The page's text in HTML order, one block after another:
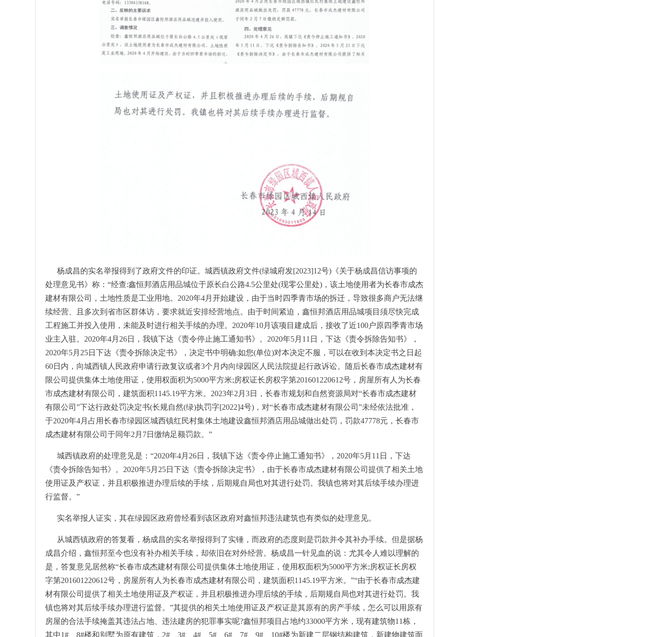
杨成昌的实名举报得到了政府文件的印证。城西镇政府文件(绿城府发[2023]12号)《关于杨成昌信访事项的
处理意见书》称：“经查:鑫恒邦酒店用品城位于原长白公路4.5公里处(现零公里处)，该土地使用者为长春市成杰
建材有限公司，土地性质是工业用地。2020年4月开始建设，由于当时四季青市场的拆迁，导致很多商户无法继
续经营、且多次到省市区群体访，要求就近安排经营地点。由于时间紧迫，鑫恒邦酒店用品城项目须尽快完成
工程施工并投入使用，未能及时进行相关手续的办理。2020年10月该项目建成后，接收了近100户原四季青市场
业主入驻。2020年4月26日，我镇下达《责令停止施工通知书》。2020年5月11日，下达《责令拆除告知书》，
2020年5月25日下达《责令拆除决定书》，决定书中明确:如您(单位)对本决定不服，可以在收到本决定书之日起
60日内，向城西镇人民政府申请行政复议或者3个月内向绿园区人民法院提起行政诉讼。随后长春市成杰建材有
限公司提供集体土地使用证，使用权面积为5000平方米;房权证长房权字第201601220612号，房屋所有人为长春
市成杰建材有限公司，建筑面积1145.19平方米。2023年2月3日，长春市规划和自然资源局对“长春市成杰建材
有限公司”下达行政处罚决定书(长规自然(绿)执罚字[2022]4号)，对“长春市成杰建材有限公司”未经依法批准，
于2020年4月占用长春市绿园区城西镇红民村集体土地建设鑫恒邦酒店用品城做出处罚，罚款47778元，长春市
成杰建材有限公司于同年2月7日缴纳足额罚款。”
城西镇政府的处理意见是：“2020年4月26日，我镇下达《责令停止施工通知书》，2020年5月11日，下达
《责令拆除告知书》。2020年5月25日下达《责令拆除决定书》，由于长春市成杰建材有限公司提供了相关土地
使用证及产权证，并且积极推进办理后续的手续，后期规自局也对其进行处罚。我镇也将对其后续手续办理进
行监督。”
实名举报人证实，其在绿园区政府曾经看到该区政府对鑫恒邦违法建筑也有类似的处理意见。
从城西镇政府的答复看，杨成昌的实名举报得到了实锤，而政府的态度则是罚款并令其补办手续。但是据杨
成昌介绍，鑫恒邦至今也没有补办相关手续，却依旧在对外经营。杨成昌一针见血的说：尤其令人难以理解的
是，答复意见居然称“长春市成杰建材有限公司提供集体土地使用证，使用权面积为5000平方米;房权证长房权
字第201601220612号，房屋所有人为长春市成杰建材有限公司，建筑面积1145.19平方米。”“由于长春市成杰建
材有限公司提供了相关土地使用证及产权证，并且积极推进办理后续的手续，后期规自局也对其进行处罚。我
镇也将对其后续手续办理进行监督。”其提供的相关土地使用证及产权证是其原有的房产手续，怎么可以用原有
房屋的合法手续掩盖其违法占地、违法建房的犯罪事实呢?鑫恒邦项目占地约33000平方米，现有建筑物11栋，
其中1#、8#楼和别墅为原有建筑，2#、3#、4#、5#、6#、7#、9#、10#楼为新建二层钢结构建筑，新建物建筑面